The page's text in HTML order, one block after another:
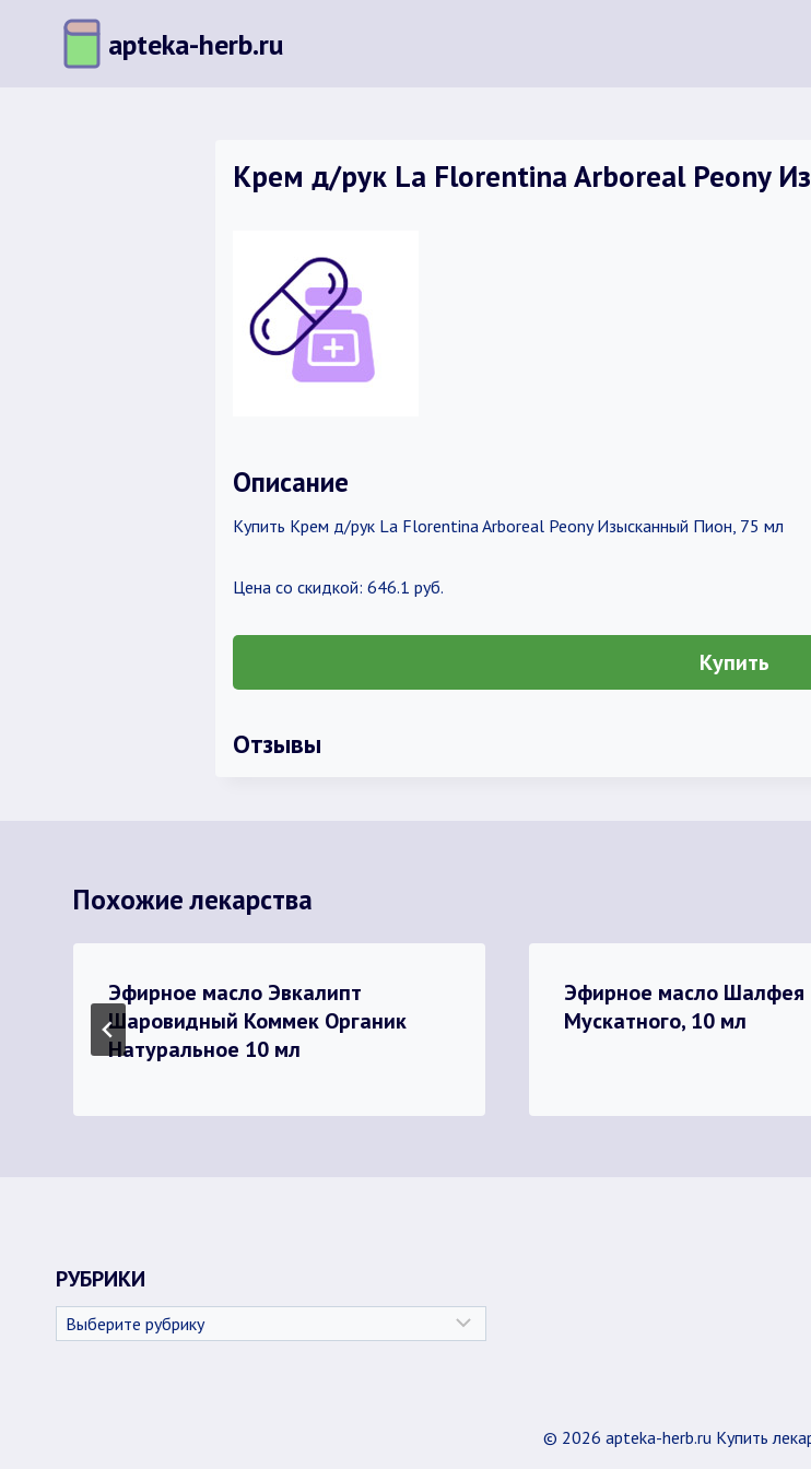
содержимому
apteka-herb.ru
Крем д/рук La Florentina Arboreal Peony
Описание
Купить Крем д/рук La Florentina Arboreal Peony Изысканный Пион, 75 мл
Цена со скидкой: 646.1 руб.
Купить
Отзывы
Похожие лекарства
Эфирное масло Эвкалипт
Шаровидный Коммек Органик
Натуральное 10 мл
Эфирное масло Шалфея
Мускатного, 10 мл
РУБРИКИ
Рубрики
© 2026 apteka-herb.ru Купить